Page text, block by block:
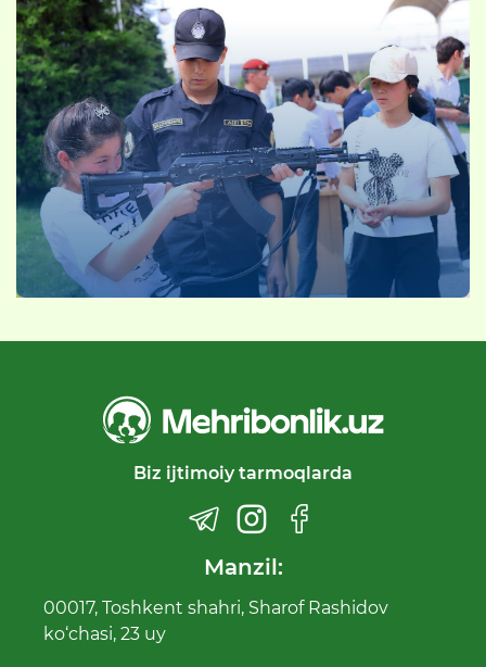
Biz ijtimoiy tarmoqlarda
Manzil:
00017, Toshkent shahri, Sharof Rashidov
ko‘chasi, 23 uy